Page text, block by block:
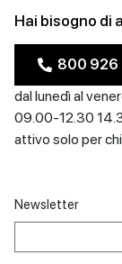
Hai bisogno di
800 926
dal lunedì al
09.00-12.30
attivo solo per
Newsletter